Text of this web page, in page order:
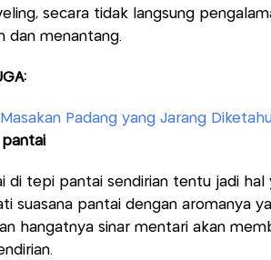
secara tidak langsung
dan menantang.
Padang yang Jarang
pantai
di tepi pantai sendirian tentu jadi hal
suasana pantai dengan aromanya
hangatnya sinar mentari akan